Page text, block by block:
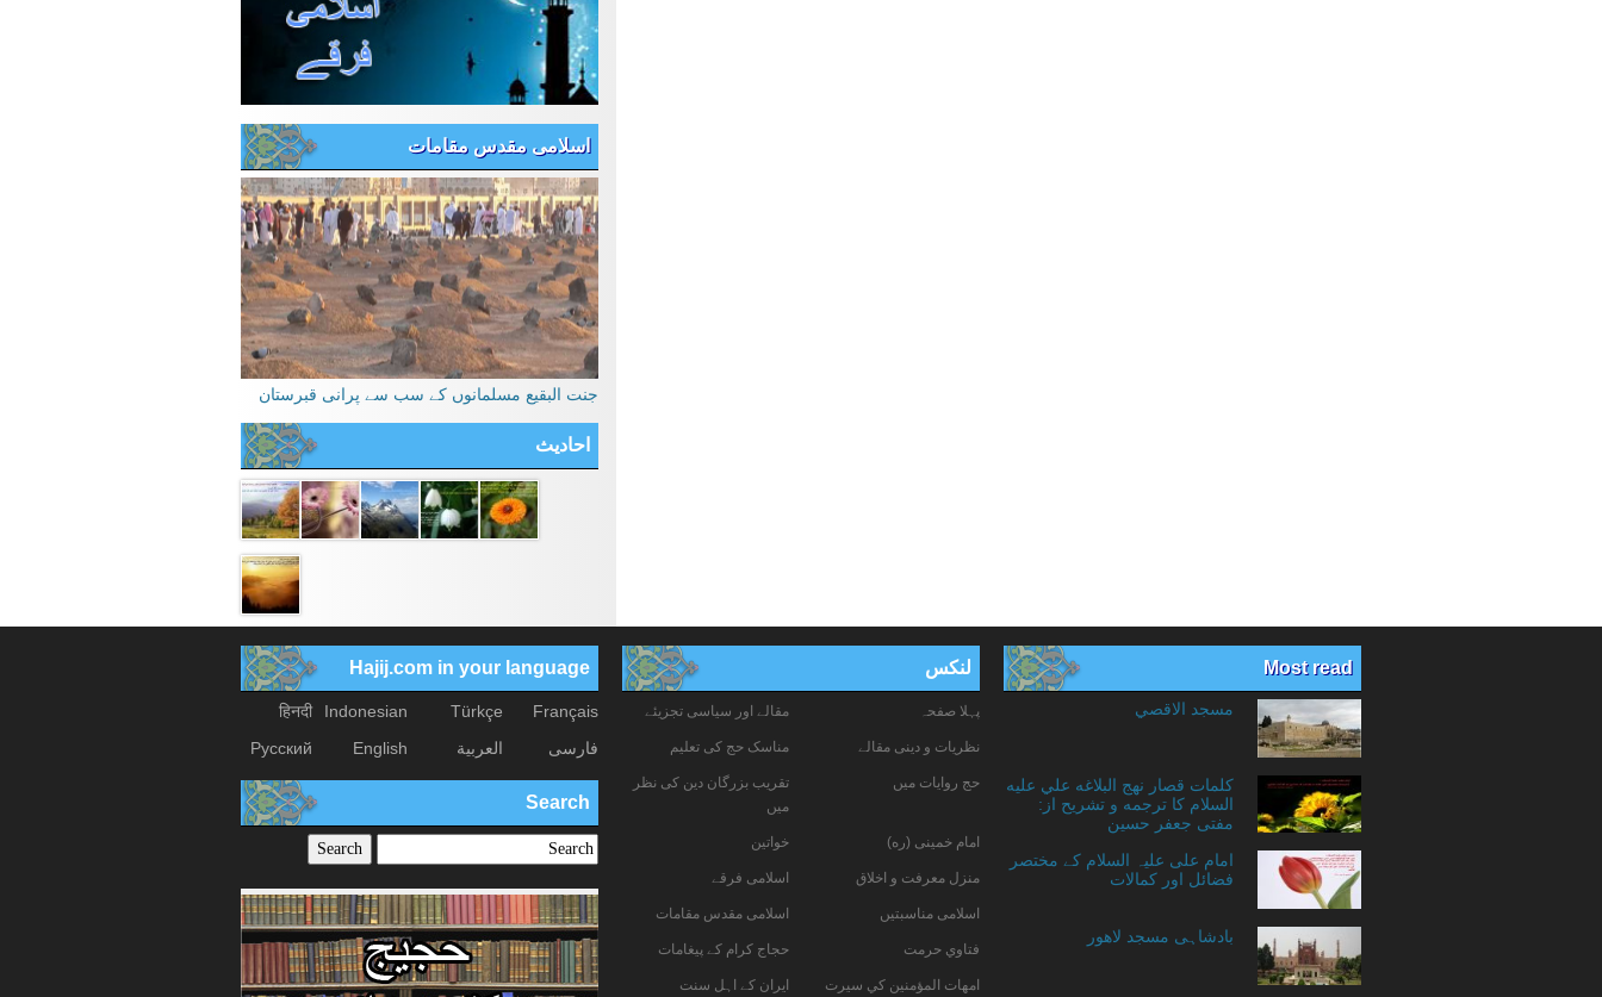
اسلامی مقدس مقامات
جنت البقیع مسلمانوں کے سب سے پرانی قبرستان
احادیث
Most read
مسجد الاقصي
کلمات قصار نهج البلاغه علي عليه
السلام کا ترجمه و تشریح از:
مفتی جعفر حسین
امام علی علیہ السلام کے مختصر
فضائل اور کمالات
بادشاہی مسجد لاهور
لنکس
پہلا صفحہ مقالے اور سیاسی تجزیئے
نظریات و دینی مقالے مناسک حج کی تعلیم
حج روایات میں
تقریب بزرگان دین کی نظر
میں
امام خمینی (ره) خواتين
منزل معرفت و اخلاق اسلامی فرقے
اسلامی مناسبتیں اسلامی مقدس مقامات
فتاوي حرمت حجاج کرام کے پیغامات
امهات المؤمنين كي سيرت ایران کے اہل سنت
Hajij.com in your language
Français
Türkçe
Indonesian
हिनदी
فارسی
العربیة English
Русский
Search